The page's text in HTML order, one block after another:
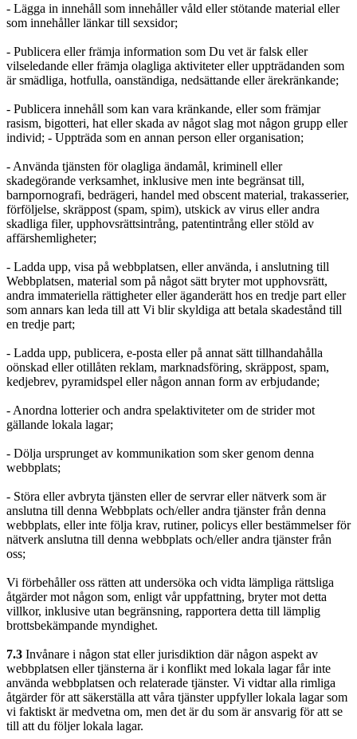
- Lägga in innehåll som innehåller våld eller stötande material eller
som innehåller länkar till sexsidor;
- Publicera eller främja information som Du vet är falsk eller
vilseledande eller främja olagliga aktiviteter eller uppträdanden som
är smädliga, hotfulla, oanständiga, nedsättande eller ärekränkande;
- Publicera innehåll som kan vara kränkande, eller som främjar
rasism, bigotteri, hat eller skada av något slag mot någon grupp eller
individ; - Uppträda som en annan person eller organisation;
- Använda tjänsten för olagliga ändamål, kriminell eller
skadegörande verksamhet, inklusive men inte begränsat till,
barnpornografi, bedrägeri, handel med obscent material, trakasserier,
förföljelse, skräppost (spam, spim), utskick av virus eller andra
skadliga filer, upphovsrättsintrång, patentintrång eller stöld av
affärshemligheter;
- Ladda upp, visa på webbplatsen, eller använda, i anslutning till
Webbplatsen, material som på något sätt bryter mot upphovsrätt,
andra immateriella rättigheter eller äganderätt hos en tredje part eller
som annars kan leda till att Vi blir skyldiga att betala skadestånd till
en tredje part;
- Ladda upp, publicera, e-posta eller på annat sätt tillhandahålla
oönskad eller otillåten reklam, marknadsföring, skräppost, spam,
kedjebrev, pyramidspel eller någon annan form av erbjudande;
- Anordna lotterier och andra spelaktiviteter om de strider mot
gällande lokala lagar;
- Dölja ursprunget av kommunikation som sker genom denna
webbplats;
- Störa eller avbryta tjänsten eller de servrar eller nätverk som är
anslutna till denna Webbplats och/eller andra tjänster från denna
webbplats, eller inte följa krav, rutiner, policys eller bestämmelser för
nätverk anslutna till denna webbplats och/eller andra tjänster från
oss;
Vi förbehåller oss rätten att undersöka och vidta lämpliga rättsliga
åtgärder mot någon som, enligt vår uppfattning, bryter mot detta
villkor, inklusive utan begränsning, rapportera detta till lämplig
brottsbekämpande myndighet.
7.3 Invånare i någon stat eller jurisdiktion där någon aspekt av
webbplatsen eller tjänsterna är i konflikt med lokala lagar får inte
använda webbplatsen och relaterade tjänster. Vi vidtar alla rimliga
åtgärder för att säkerställa att våra tjänster uppfyller lokala lagar som
vi faktiskt är medvetna om, men det är du som är ansvarig för att se
till att du följer lokala lagar.